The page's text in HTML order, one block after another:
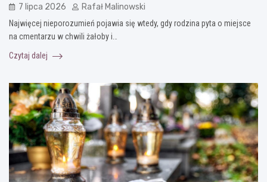
7 lipca 2026 Rafał Malinowski
Najwięcej nieporozumień pojawia się wtedy, gdy rodzina pyta o miejsce
na cmentarzu w chwili żałoby i…
Czytaj dalej